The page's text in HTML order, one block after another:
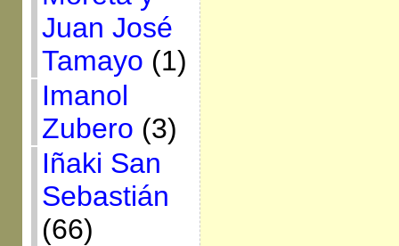
Juan José
Tamayo (1)
Imanol
Zubero (3)
Iñaki San
Sebastián
(66)